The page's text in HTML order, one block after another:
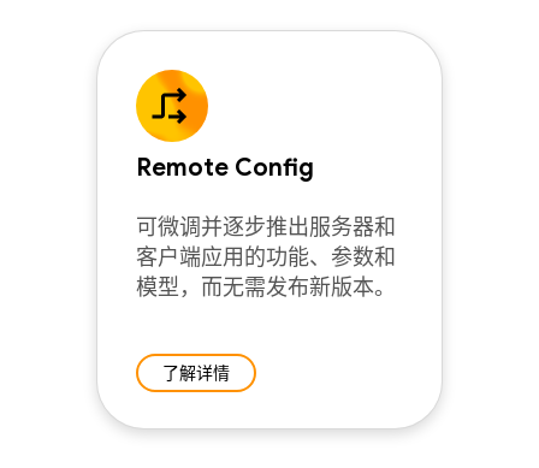
Remote Config
可微调并逐步推出服务器和
客户端应用的功能、参数和
模型，而无需发布新版本。
了解详情